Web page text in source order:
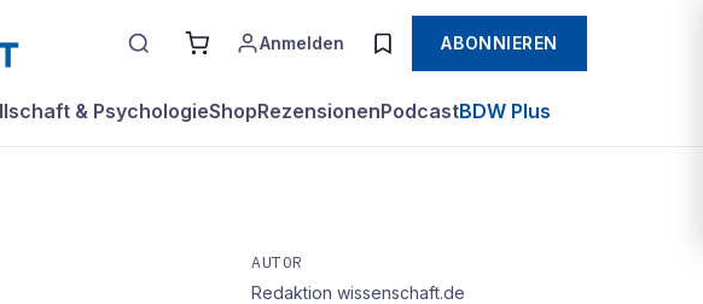
Anmelden ABONNIEREN
& PsychologieShopRezensionenPodcastBDW Plus
AUTOR
Redaktion wissenschaft.de